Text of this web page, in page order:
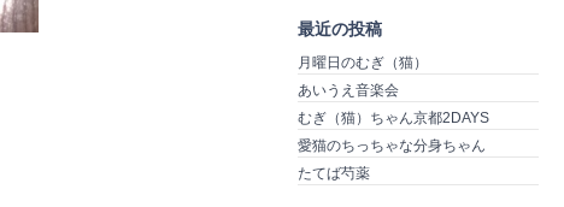
最近の投稿
月曜日のむぎ（猫）
あいうえ音楽会
むぎ（猫）ちゃん京都2DAYS
愛猫のちっちゃな分身ちゃん
たてば芍薬